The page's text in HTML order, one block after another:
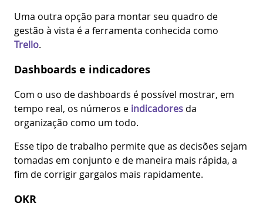
Uma outra opção para montar seu quadro de
gestão à vista é a ferramenta conhecida como
Trello.
Dashboards e indicadores
Com o uso de dashboards é possível mostrar, em
tempo real, os números e indicadores da
organização como um todo.
Esse tipo de trabalho permite que as decisões sejam
tomadas em conjunto e de maneira mais rápida, a
fim de corrigir gargalos mais rapidamente.
OKR